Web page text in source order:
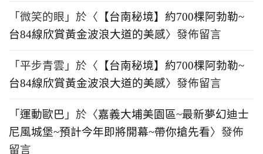
「 微笑的眼 」於〈 【台南秘境】約700棵阿勃勒~
台84線欣賞黃金波浪大道的美感〉發佈留言
「 平步青雲 」於〈 【台南秘境】約700棵阿勃勒~
台84線欣賞黃金波浪大道的美感〉發佈留言
「 運動歐巴 」於〈嘉義大埔美園區~最新夢幻迪士
尼風城堡~預計今年即將開幕~帶你搶先看〉發佈
留言